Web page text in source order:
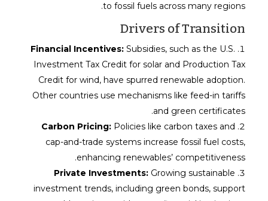
to fossil fuels across many regions.
Drivers of Transition
Financial Incentives: Subsidies, such as the U.S.
Investment Tax Credit for solar and Production Tax
Credit for wind, have spurred renewable adoption.
Other countries use mechanisms like feed-in tariffs
and green certificates.
Carbon Pricing: Policies like carbon taxes and
cap-and-trade systems increase fossil fuel costs,
enhancing renewables’ competitiveness.
Private Investments: Growing sustainable
investment trends, including green bonds, support